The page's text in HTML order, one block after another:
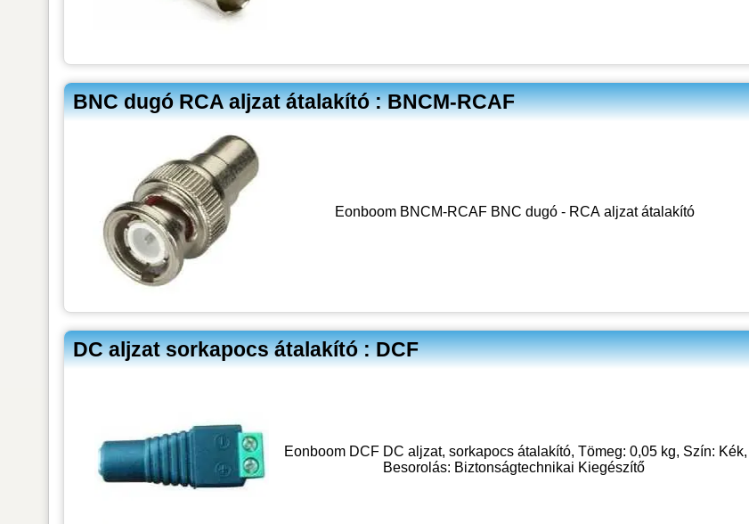
BNC dugó RCA aljzat átalakító : BNCM-RCAF
Eonboom BNCM-RCAF BNC dugó - RCA aljzat átalakító
DC aljzat sorkapocs átalakító : DCF
Eonboom DCF DC aljzat, sorkapocs átalakító, Tömeg: 0,05 kg, Szín: Kék,
Besorolás: Biztonságtechnikai Kiegészítő